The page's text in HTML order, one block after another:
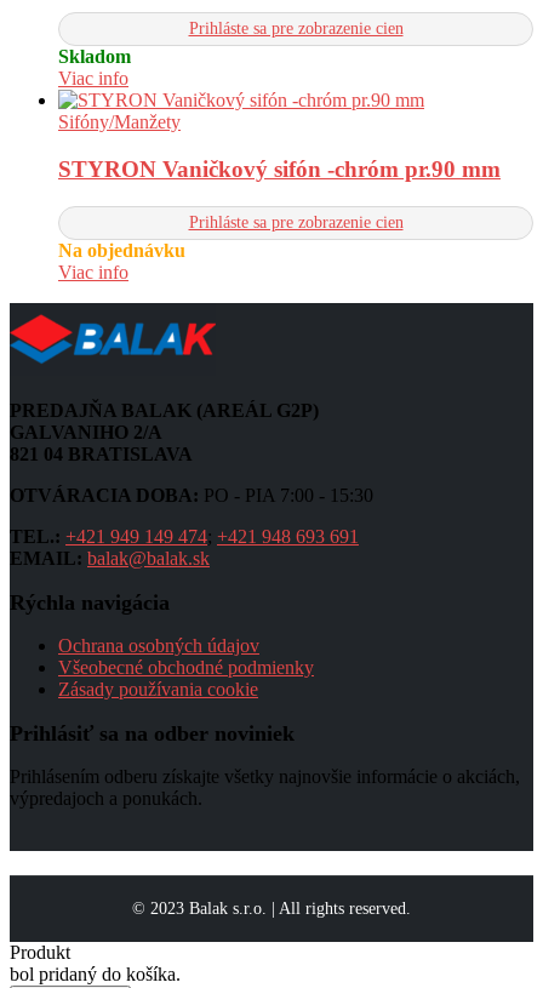
Prihláste sa pre zobrazenie cien
Skladom
Viac info
Sifóny/Manžety
STYRON Vaničkový sifón -chróm pr.90 mm
Prihláste sa pre zobrazenie cien
Na objednávku
Viac info
PREDAJŇA BALAK (AREÁL G2P)
GALVANIHO 2/A
821 04 BRATISLAVA
OTVÁRACIA DOBA: PO - PIA 7:00 - 15:30
TEL.: +421 949 149 474; +421 948 693 691
EMAIL: balak@balak.sk
Rýchla navigácia
Ochrana osobných údajov
Všeobecné obchodné podmienky
Zásady používania cookie
Prihlásiť sa na odber noviniek
Prihlásením odberu získajte všetky najnovšie informácie o akciách,
výpredajoch a ponukách.
© 2023 Balak s.r.o. | All rights reserved.
Produkt
bol pridaný do košíka.